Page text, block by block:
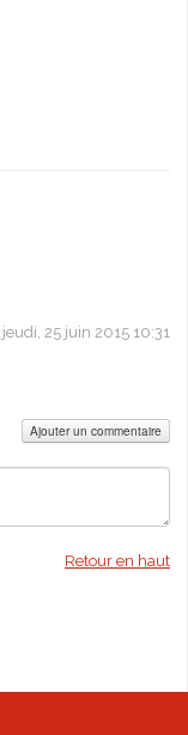
25 juin 2015 10:31
Ajouter un commentaire
Retour en haut